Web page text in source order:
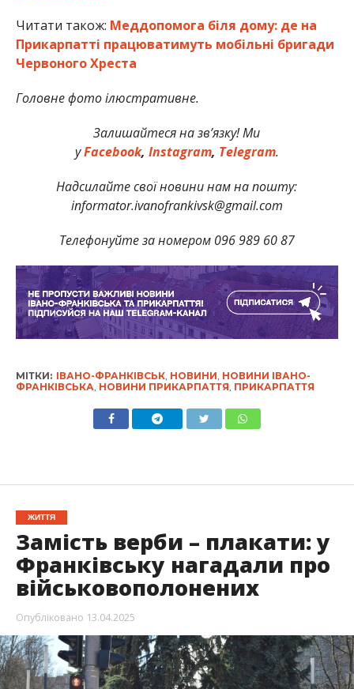
Читати також: Меддопомога біля дому: де на
Прикарпатті працюватимуть мобільні бригади
Червоного Хреста
Головне фото ілюстративне.
Залишайтеся на зв’язку! Ми
уFacebook, Instagram, Telegram.
Надсилайте свої новини нам на пошту:
informator.ivanofrankivsk@gmail.com
Телефонуйте за номером 096 989 60 87
МІТКИ: ІВАНО-ФРАНКІВСЬК, НОВИНИ, НОВИНИ ІВАНО-
ФРАНКІВСЬКА, НОВИНИ ПРИКАРПАТТЯ, ПРИКАРПАТТЯ
ЖИТТЯ
Замість верби – плакати: у
Франківську нагадали про
військовополонених
Опубліковано 13.04.2025